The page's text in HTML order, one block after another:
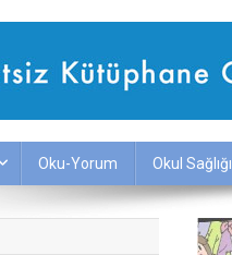
Oku-Yorum Okul Sağlığı